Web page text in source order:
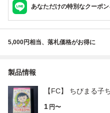
あなただけの特別なクーポ
5,000円相当、落札価格がお得に
製品情報
【FC】 ちびまる子
1 円〜